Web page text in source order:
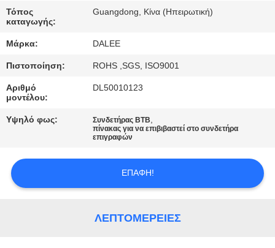
ΕΛΆΤΕ
ΣΕ
ΕΠΑΦΉ
ΖΗΤΉΣΤΕ
ΑΠΌΣΠΑΣΜΑ
NEWS
Τόπος
καταγωγής:
Guangdong, Κίνα (Ηπειρωτική)
Μάρκα: DALEE
Πιστοποίηση: ROHS ,SGS, ISO9001
Αριθμό
μοντέλου:
DL50010123
Υψηλό φως: Συνδετήρας BTB,
πίνακας για να επιβιβαστεί στο συνδετήρα
επιγραφών
ΕΠΑΦΉ!
ΛΕΠΤΟΜΈΡΕΙΕΣ